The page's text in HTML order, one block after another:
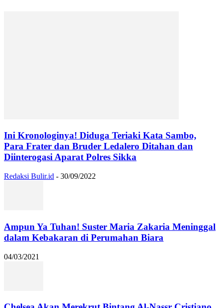
Ini Kronologinya! Diduga Teriaki Kata Sambo,
Para Frater dan Bruder Ledalero Ditahan dan
Diinterogasi Aparat Polres Sikka
Redaksi Bulir.id - 30/09/2022
Ampun Ya Tuhan! Suster Maria Zakaria Meninggal
dalam Kebakaran di Perumahan Biara
04/03/2021